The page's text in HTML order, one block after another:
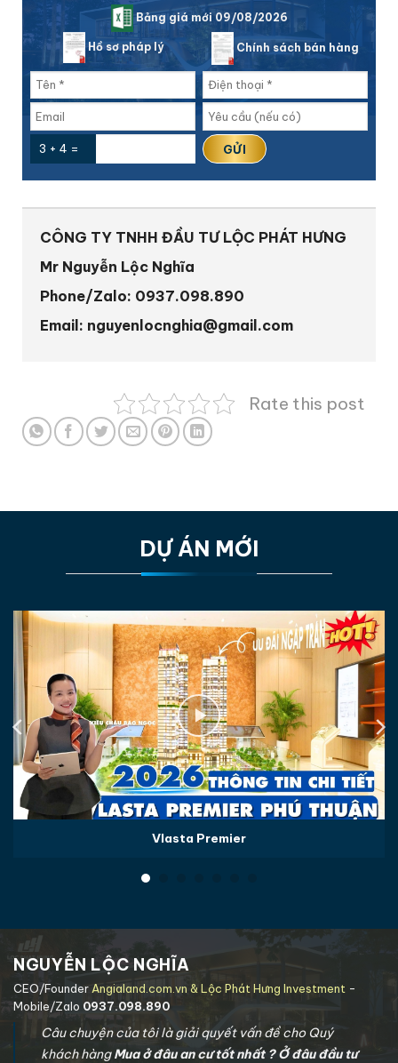
Bảng giá mới 09/08/2026
Hồ sơ pháp lý Chính sách bán hàng
3 + 4 =
CÔNG TY TNHH ĐẦU TƯ LỘC PHÁT HƯNG
Mr Nguyễn Lộc Nghĩa
Phone/Zalo: 0937.098.890
Email: nguyenlocnghia@gmail.com
Rate this post
DỰ ÁN MỚI
Vlasta Premier
NGUYỄN LỘC NGHĨA
CEO/Founder Angialand.com.vn & Lộc Phát Hưng Investment -
Mobile/Zalo 0937.098.890
Câu chuyện của tôi là giải quyết vấn đề cho Quý
khách hàngMua ở đâu an cư tốt nhất ? Ở đâu đầu tư